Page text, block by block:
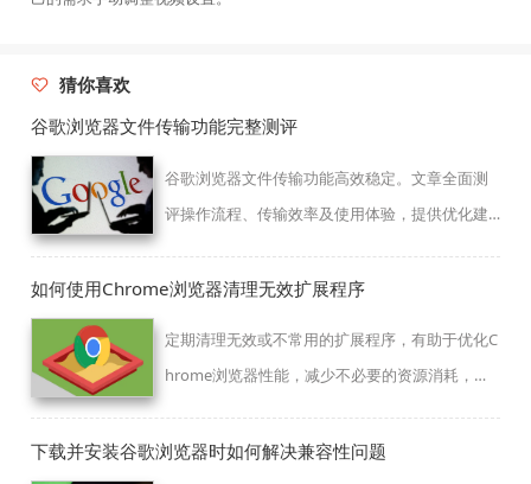
猜你喜欢
谷歌浏览器文件传输功能完整测评
谷歌浏览器文件传输功能高效稳定。文章全面测
评操作流程、传输效率及使用体验，提供优化建
率。
如何使用Chrome浏览器清理无效扩展程序
定期清理无效或不常用的扩展程序，有助于优化C
hrome浏览器性能，减少不必要的资源消耗，提
下载并安装谷歌浏览器时如何解决兼容性问题